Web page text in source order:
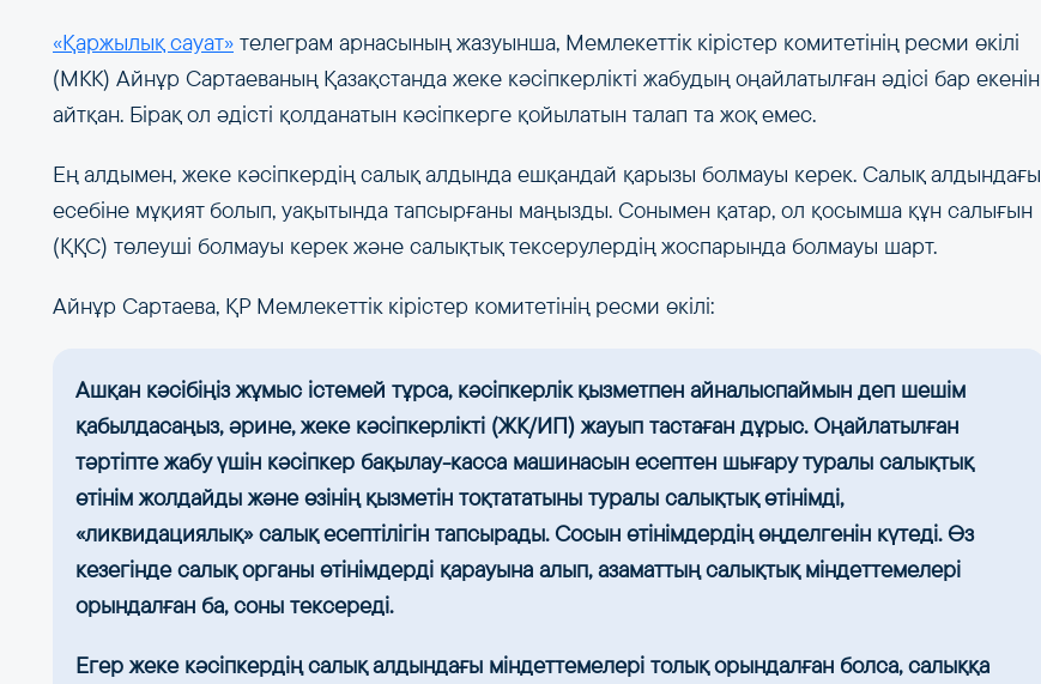
«Қаржылық сауат» телеграм арнасының жазуынша, Мемлекеттік кірістер комитетінің ресми өкілі
(МКК) Айнұр Сартаеваның Қазақстанда жеке кәсіпкерлікті жабудың оңайлатылған әдісі бар екенін
айтқан. Бірақ ол әдісті қолданатын кәсіпкерге қойылатын талап та жоқ емес.
Ең алдымен, жеке кәсіпкердің салық алдында ешқандай қарызы болмауы керек. Салық алдындағы
есебіне мұқият болып, уақытында тапсырғаны маңызды. Сонымен қатар, ол қосымша құн салығын
(ҚҚС) төлеуші болмауы керек және салықтық тексерулердің жоспарында болмауы шарт.
Айнұр Сартаева, ҚР Мемлекеттік кірістер комитетінің ресми өкілі:
Ашқан кәсібіңіз жұмыс істемей тұрса, кәсіпкерлік қызметпен айналыспаймын деп шешім
қабылдасаңыз, әрине, жеке кәсіпкерлікті (ЖК/ИП) жауып тастаған дұрыс. Оңайлатылған
тәртіпте жабу үшін кәсіпкер бақылау-касса машинасын есептен шығару туралы салықтық
өтінім жолдайды және өзінің қызметін тоқтататыны туралы салықтық өтінімді,
«ликвидациялық» салық есептілігін тапсырады. Сосын өтінімдердің өңделгенін күтеді. Өз
кезегінде салық органы өтінімдерді қарауына алып, азаматтың салықтық міндеттемелері
орындалған ба, соны тексереді.
Егер жеке кәсіпкердің салық алдындағы міндеттемелері толық орындалған болса, салыққа